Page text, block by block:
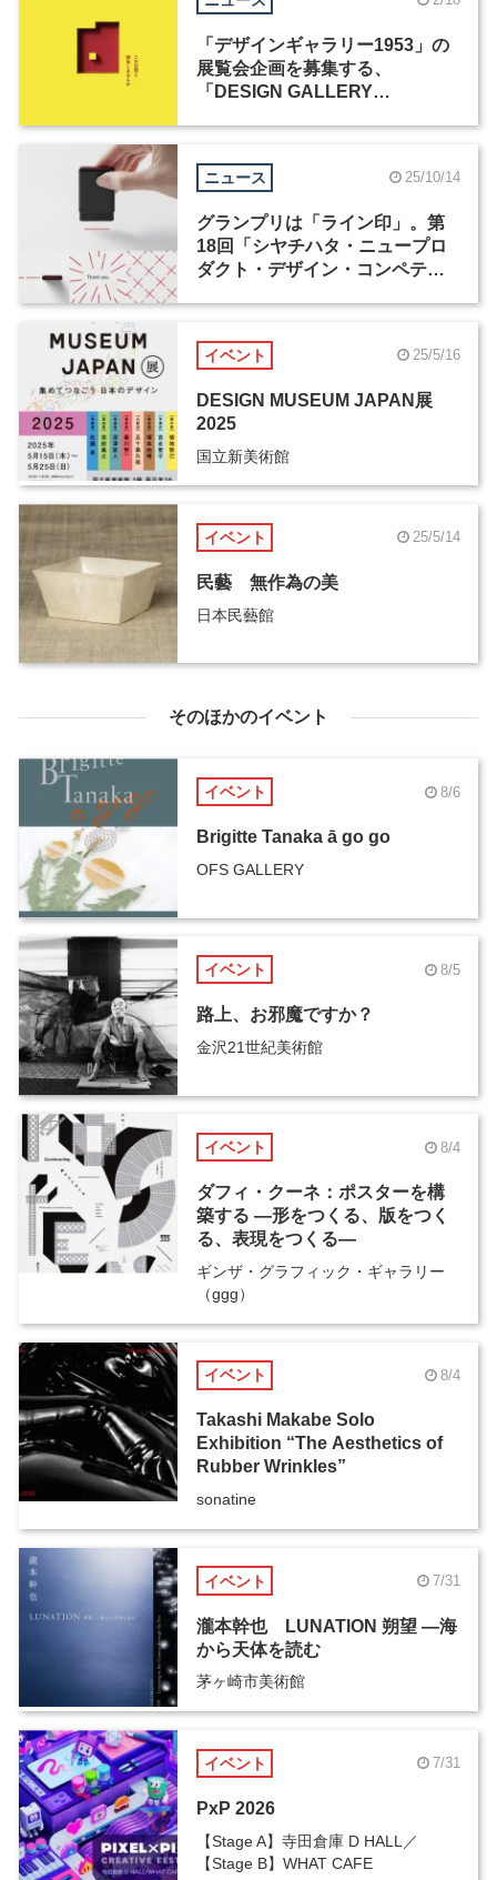
「デザインギャラリー1953」の
展覧会企画を募集する、
「DESIGN GALLERY
ニュース 25/10/14
グランプリは「ライン印」。第
18回「シヤチハタ・ニュープロ
ダクト・デザイン・コンペティ
イベント 25/5/16
DESIGN MUSEUM JAPAN展
2025
国立新美術館
イベント 25/5/14
民藝 無作為の美
日本民藝館
そのほかのイベント
イベント 8/6
Brigitte Tanaka ā go go
OFS GALLERY
イベント 8/5
路上、お邪魔ですか？
金沢21世紀美術館
イベント 8/4
ダフィ・クーネ：ポスターを構
築する ―形をつくる、版をつく
る、表現をつくる―
ギンザ・グラフィック・ギャラリー
（ggg）
イベント 8/4
Takashi Makabe Solo
Exhibition “The Aesthetics of
Rubber Wrinkles”
sonatine
イベント 7/31
瀧本幹也 LUNATION 朔望 ―海
から天体を読む
茅ヶ崎市美術館
イベント 7/31
PxP 2026
【Stage A】寺田倉庫 D HALL／
【Stage B】WHAT CAFE